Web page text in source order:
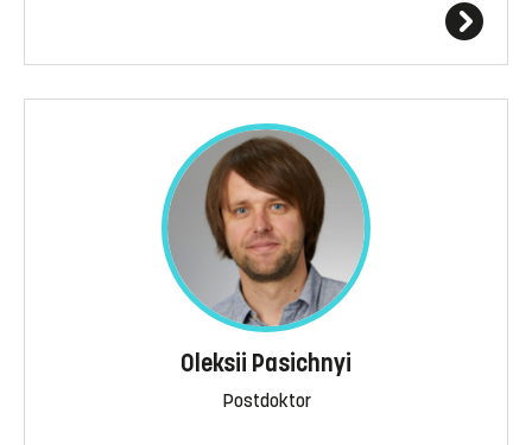
Oleksii Pasichnyi
Postdoktor